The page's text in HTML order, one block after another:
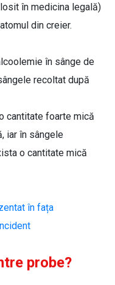
în medicina legală)
din creier.
în sânge de
recoltat după
cantitate foarte mică
iar în sângele
o cantitate mică
în fața
probe?